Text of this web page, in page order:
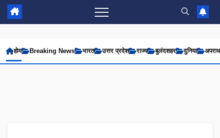
होम Breaking News भारत उत्तर प्रदेश राज्य बुलंदशहर दुनिया अपराध